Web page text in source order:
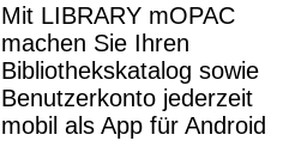
Mit LIBRARY mOPAC
machen Sie Ihren
Bibliothekskatalog sowie
Benutzerkonto jederzeit
mobil als App für Android